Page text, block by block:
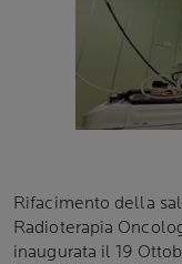
Rifacimento della
Radioterapia
inaugurata il 19